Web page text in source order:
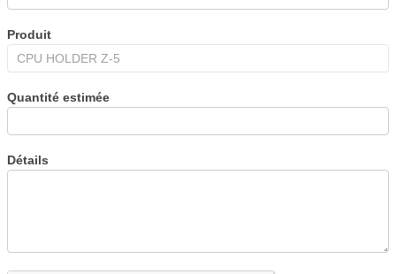
Produit
Quantité estimée
Détails